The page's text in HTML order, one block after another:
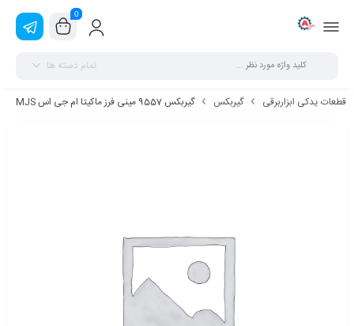
0
تمام دسته ها
قطعات یدکی ابزاربرقی گیربکس گیربکس 9557 مینی فرز ماکیتا ام جی اس MJS